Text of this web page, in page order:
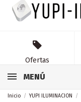
Ofertas
MENÚ
Inicio YUPI ILUMINACION